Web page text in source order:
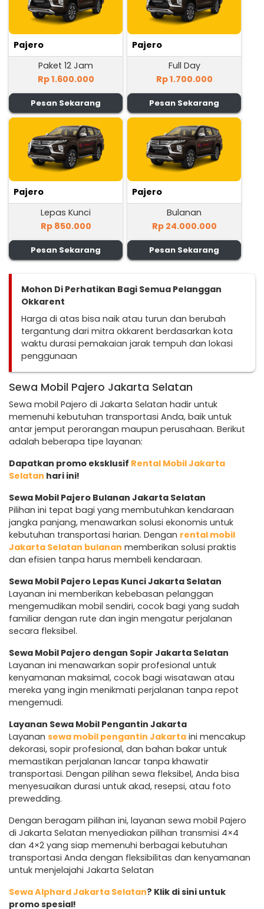
Pajero
Paket 12 Jam
Rp 1.600.000
Pesan Sekarang
Pajero
Full Day
Rp 1.700.000
Pesan Sekarang
Pajero
Lepas Kunci
Rp 850.000
Pesan Sekarang
Pajero
Bulanan
Rp 24.000.000
Pesan Sekarang
Mohon Di Perhatikan Bagi Semua Pelanggan
Okkarent
Harga di atas bisa naik atau turun dan berubah
tergantung dari mitra okkarent berdasarkan kota
waktu durasi pemakaian jarak tempuh dan lokasi
penggunaan
Sewa Mobil Pajero Jakarta Selatan
Sewa mobil Pajero di Jakarta Selatan hadir untuk
memenuhi kebutuhan transportasi Anda, baik untuk
antar jemput perorangan maupun perusahaan. Berikut
adalah beberapa tipe layanan:
Dapatkan promo eksklusif Rental Mobil Jakarta
Selatan hari ini!
Sewa Mobil Pajero Bulanan Jakarta Selatan
Pilihan ini tepat bagi yang membutuhkan kendaraan
jangka panjang, menawarkan solusi ekonomis untuk
kebutuhan transportasi harian. Dengan rental mobil
Jakarta Selatan bulanan memberikan solusi praktis
dan efisien tanpa harus membeli kendaraan.
Sewa Mobil Pajero Lepas Kunci Jakarta Selatan
Layanan ini memberikan kebebasan pelanggan
mengemudikan mobil sendiri, cocok bagi yang sudah
familiar dengan rute dan ingin mengatur perjalanan
secara fleksibel.
Sewa Mobil Pajero dengan Sopir Jakarta Selatan
Layanan ini menawarkan sopir profesional untuk
kenyamanan maksimal, cocok bagi wisatawan atau
mereka yang ingin menikmati perjalanan tanpa repot
mengemudi.
Layanan Sewa Mobil Pengantin Jakarta
Layanan sewa mobil pengantin Jakarta ini mencakup
dekorasi, sopir profesional, dan bahan bakar untuk
memastikan perjalanan lancar tanpa khawatir
transportasi. Dengan pilihan sewa fleksibel, Anda bisa
menyesuaikan durasi untuk akad, resepsi, atau foto
prewedding.
Dengan beragam pilihan ini, layanan sewa mobil Pajero
di Jakarta Selatan menyediakan pilihan transmisi 4×4
dan 4×2 yang siap memenuhi berbagai kebutuhan
transportasi Anda dengan fleksibilitas dan kenyamanan
untuk menjelajahi Jakarta Selatan
Sewa Alphard Jakarta Selatan? Klik di sini untuk
promo spesial!